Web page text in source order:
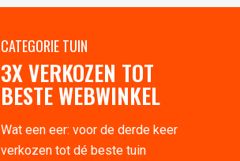
CATEGORIE TUIN
3X VERKOZEN TOT
BESTE WEBWINKEL
Wat een eer: voor de derde keer
verkozen tot dé beste tuin